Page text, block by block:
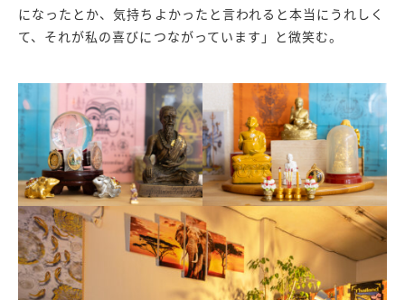
になったとか、気持ちよかったと言われると本当にうれしく
て、それが私の喜びにつながっています」と微笑む。